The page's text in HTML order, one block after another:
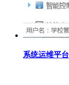
系统运维平台